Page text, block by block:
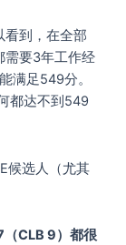
看到，在全部
需要3年工作经
满足549分。
都达不到549
候选人（尤其
CLB 9）都很